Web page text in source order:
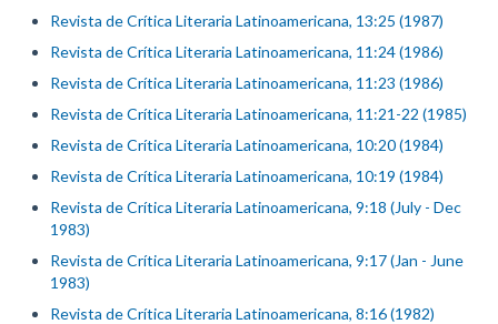
Revista de Crítica Literaria Latinoamericana, 13:25 (1987)
Revista de Crítica Literaria Latinoamericana, 11:24 (1986)
Revista de Crítica Literaria Latinoamericana, 11:23 (1986)
Revista de Crítica Literaria Latinoamericana, 11:21-22 (1985)
Revista de Crítica Literaria Latinoamericana, 10:20 (1984)
Revista de Crítica Literaria Latinoamericana, 10:19 (1984)
Revista de Crítica Literaria Latinoamericana, 9:18 (July - Dec
1983)
Revista de Crítica Literaria Latinoamericana, 9:17 (Jan - June
1983)
Revista de Crítica Literaria Latinoamericana, 8:16 (1982)